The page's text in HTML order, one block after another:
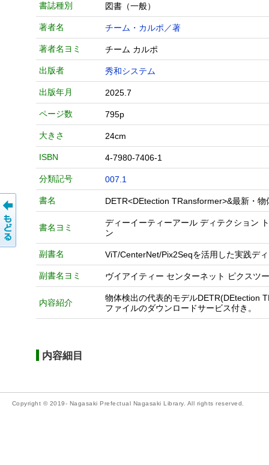
書誌種別 図書（一般）
著者名 チーム・カルポ／著
著者名ヨミ チーム カルポ
出版者 秀和システム
出版年月 2025.7
ページ数 795p
大きさ 24cm
ISBN 4-7980-7406-1
分類記号 007.1
書名 DETR<DEtection TRansformer>&最新・
書名ヨミ
ディーイーティーアール ディテクション
ン
副書名 ViT/CenterNet/Pix2Seqを活用した実践デ
副書名ヨミ ヴイアイティー センターネット ピクスツ
内容紹介
物体検出の代表的モデルDETR(DEtection
ファイルのダウンロードサービス付き。
内容細目
Copyright © 2019- Nagasaki Prefectual Nagasaki Library. All rights reserved.